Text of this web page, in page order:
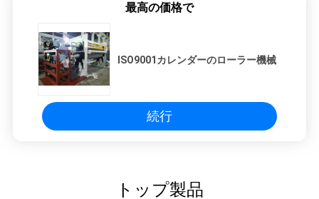
最高の価格で
ISO9001カレンダーのローラー機械
続行
トップ製品